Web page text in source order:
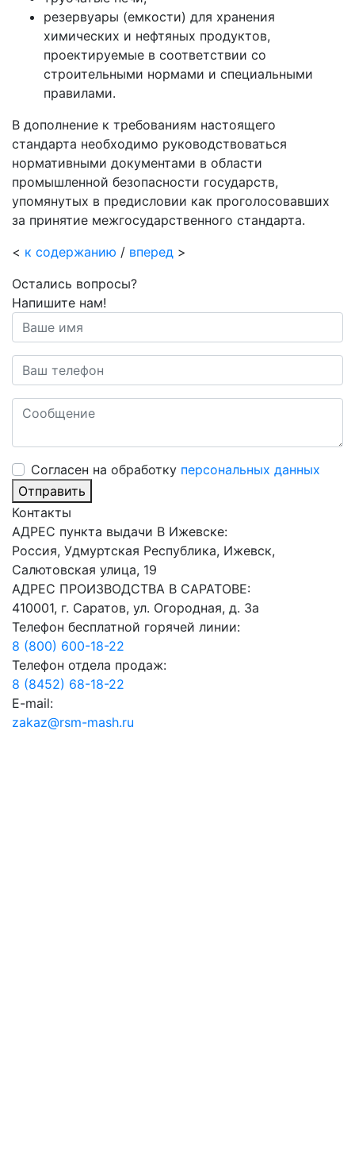
резервуары (емкости) для хранения
химических и нефтяных продуктов,
проектируемые в соответствии со
строительными нормами и специальными
правилами.
В дополнение к требованиям настоящего
стандарта необходимо руководствоваться
нормативными документами в области
промышленной безопасности государств,
упомянутых в предисловии как проголосовавших
за принятие межгосударственного стандарта.
< к содержанию / вперед >
Остались вопросы?
Напишите нам!
Cогласен на обработку персональных данных
Отправить
Контакты
АДРЕС пункта выдачи В Ижевске:
Россия, Удмуртская Республика, Ижевск,
Салютовская улица, 19
АДРЕС ПРОИЗВОДСТВА В САРАТОВЕ:
410001, г. Саратов, ул. Огородная, д. 3а
Телефон бесплатной горячей линии:
8 (800) 600-18-22
Телефон отдела продаж:
8 (8452) 68-18-22
E-mail:
zakaz@rsm-mash.ru